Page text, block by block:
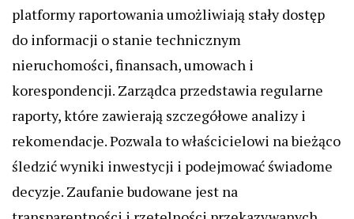
platformy raportowania umożliwiają stały dostęp
do informacji o stanie technicznym
nieruchomości, finansach, umowach i
korespondencji. Zarządca przedstawia regularne
raporty, które zawierają szczegółowe analizy i
rekomendacje. Pozwala to właścicielowi na bieżąco
śledzić wyniki inwestycji i podejmować świadome
decyzje. Zaufanie budowane jest na